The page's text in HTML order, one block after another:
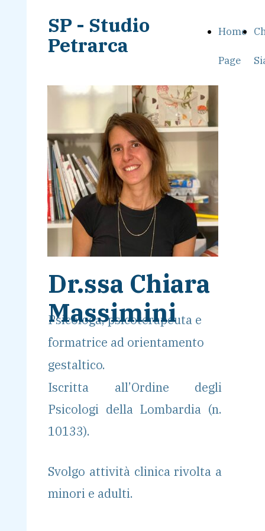
SP - Studio
Petrarca
Home
Page
Dr.ssa Chiara
Massimini
Psicologa, psicoterapeuta e
formatrice ad orientamento
gestaltico.
Iscritta all’Ordine degli
Psicologi della Lombardia (n.
10133).
Svolgo attività clinica rivolta a
minori e adulti.